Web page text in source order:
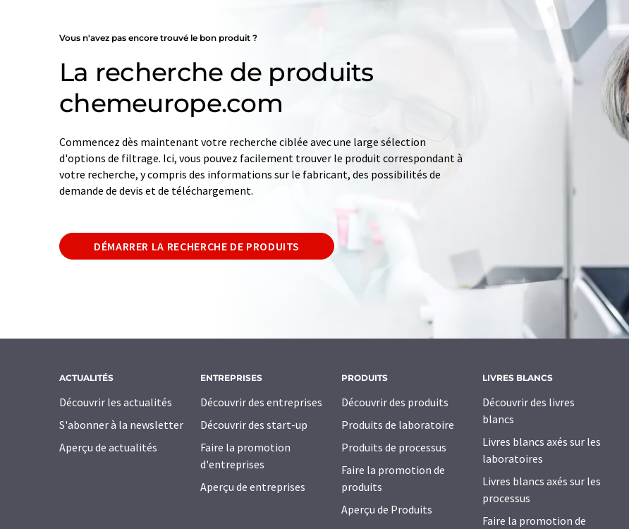
Vous n'avez pas encore trouvé le bon produit ?
La recherche de produits
chemeurope.com
Commencez dès maintenant votre recherche ciblée avec une large sélection
d'options de filtrage. Ici, vous pouvez facilement trouver le produit correspondant à
votre recherche, y compris des informations sur le fabricant, des possibilités de
demande de devis et de téléchargement.
DÉMARRER LA RECHERCHE DE PRODUITS
ACTUALITÉS
Découvrir les actualités
S'abonner à la newsletter
Aperçu de actualités
ENTREPRISES
Découvrir des entreprises
Découvrir des start-up
Faire la promotion
d'entreprises
Aperçu de entreprises
PRODUITS
Découvrir des produits
Produits de laboratoire
Produits de processus
Faire la promotion de
produits
Aperçu de Produits
LIVRES BLANCS
Découvrir des livres
blancs
Livres blancs axés sur les
laboratoires
Livres blancs axés sur les
processus
Faire la promotion de